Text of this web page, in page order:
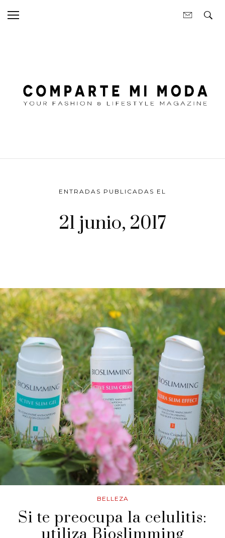
ENTRADAS PUBLICADAS EL
21 junio, 2017
BELLEZA
Si te preocupa la celulitis: